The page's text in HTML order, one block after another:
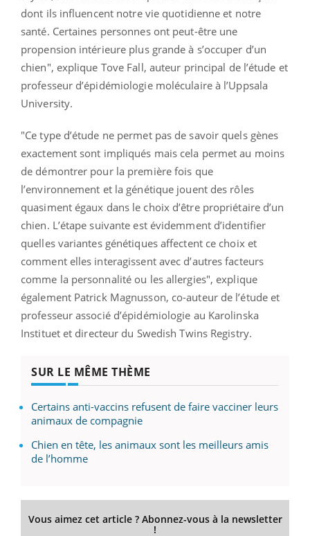
dont ils influencent notre vie quotidienne et notre
santé. Certaines personnes ont peut-être une
propension intérieure plus grande à s’occuper d’un
chien", explique Tove Fall, auteur principal de l’étude et
professeur d’épidémiologie moléculaire à l’Uppsala
University.
"Ce type d’étude ne permet pas de savoir quels gènes
exactement sont impliqués mais cela permet au moins
de démontrer pour la première fois que
l’environnement et la génétique jouent des rôles
quasiment égaux dans le choix d’être propriétaire d’un
chien. L’étape suivante est évidemment d’identifier
quelles variantes génétiques affectent ce choix et
comment elles interagissent avec d’autres facteurs
comme la personnalité ou les allergies", explique
également Patrick Magnusson, co-auteur de l’étude et
professeur associé d’épidémiologie au Karolinska
Instituet et directeur du Swedish Twins Registry.
SUR LE MÊME THÈME
Certains anti-vaccins refusent de faire vacciner leurs
animaux de compagnie
Chien en tête, les animaux sont les meilleurs amis
de l’homme
Vous aimez cet article ? Abonnez-vous à la newsletter
!